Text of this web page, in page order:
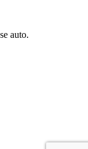
auto.